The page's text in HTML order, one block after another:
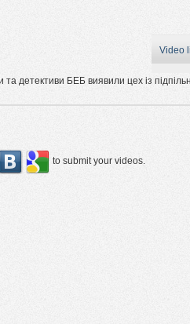
Video
детективи БЕБ виявили цех із
to submit your videos.